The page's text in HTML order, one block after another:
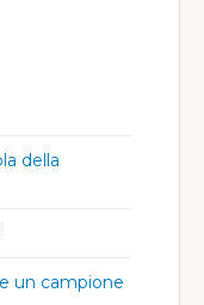
della
un campione